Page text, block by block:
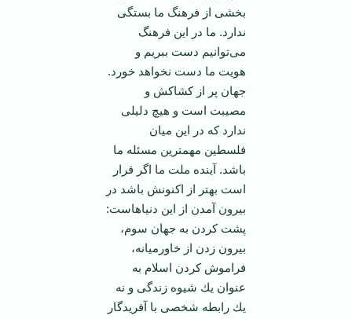
بخشی از فرهنگ ما بستگی
ندارد. ما در اين فرهنگ
می‌توانيم دست ببريم و
هويت ‏ما دست نخواهد خورد.
جهان پر از كشاكش و
مصيبت است و هيچ دليلی
ندارد كه در اين ميان
فلسطين ‏مهمترين مسئله ما
باشد. آينده ملت‌ ما اگر قرار
است بهتر از اكنونش باشد در
بيرون آمدن از اين ‏دنياهاست:
پشت كردن به جهان سوم،
بيرون زدن از خاورميانه،
فراموش كردن اسلام به
عنوان يك شيوه ‏زندگی و نه
يك رابطه شخصی با آفريدگار